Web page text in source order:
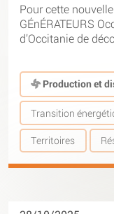
Pour cette
GÉnÉRATEURS
d’Occitanie de
Production et
Transition
Territoires